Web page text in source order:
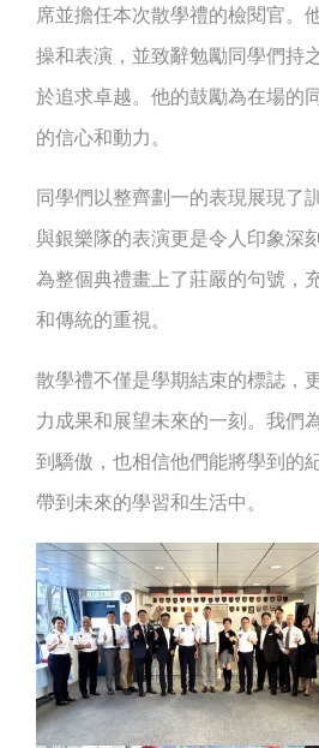
席並擔任本次散學禮的檢閱官。
操和表演，並致辭勉勵同學們持
於追求卓越。他的鼓勵為在場的
的信心和動力。
同學們以整齊劃一的表現展現了
與銀樂隊的表演更是令人印象深
為整個典禮畫上了莊嚴的句號，
和傳統的重視。
散學禮不僅是學期結束的標誌，
力成果和展望未來的一刻。我們
到驕傲，也相信他們能將學到的
帶到未來的學習和生活中。